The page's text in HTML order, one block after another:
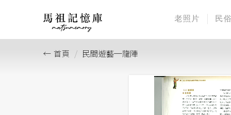
老照片 民
首頁 民間遊藝─龍陣